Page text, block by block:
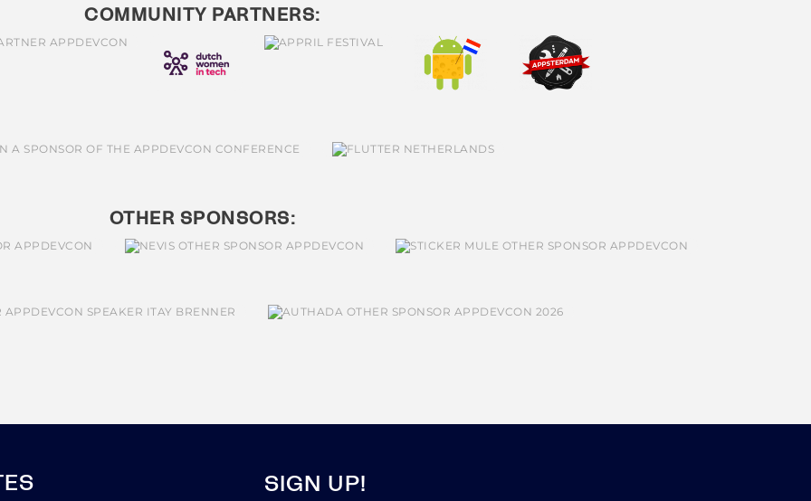
COMMUNITY PARTNERS:
OTHER SPONSORS:
SIGN UP!